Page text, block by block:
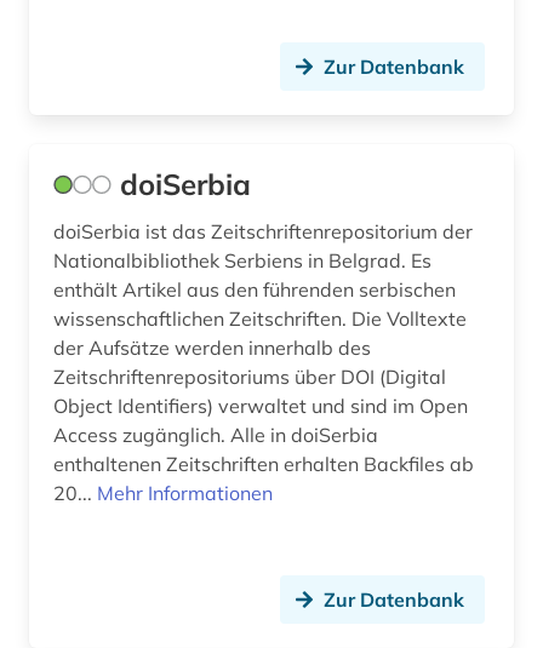
Zur Datenbank
doiSerbia
doiSerbia ist das Zeitschriftenrepositorium der
Nationalbibliothek Serbiens in Belgrad. Es
enthält Artikel aus den führenden serbischen
wissenschaftlichen Zeitschriften. Die Volltexte
der Aufsätze werden innerhalb des
Zeitschriftenrepositoriums über DOI (Digital
Object Identifiers) verwaltet und sind im Open
Access zugänglich. Alle in doiSerbia
enthaltenen Zeitschriften erhalten Backfiles ab
20... Mehr Informationen
Zur Datenbank